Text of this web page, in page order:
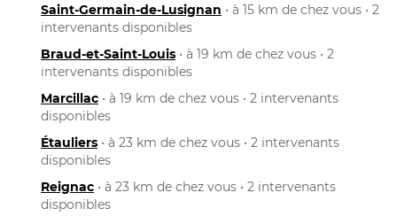
Saint-Germain-de-Lusignan • à 15 km de chez vous • 2
intervenants disponibles
Braud-et-Saint-Louis • à 19 km de chez vous • 2
intervenants disponibles
Marcillac • à 19 km de chez vous • 2 intervenants
disponibles
Étauliers • à 23 km de chez vous • 2 intervenants
disponibles
Reignac • à 23 km de chez vous • 2 intervenants
disponibles